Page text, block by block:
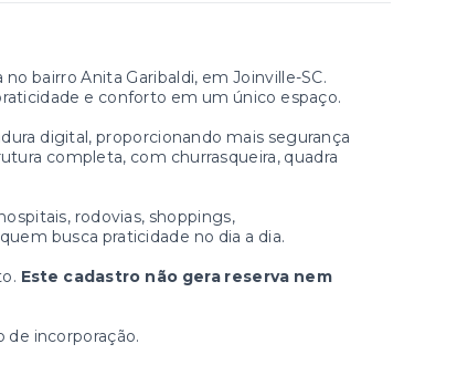
bairro Anita Garibaldi, em Joinville-SC.
e conforto em um único espaço.
digital, proporcionando mais segurança
completa, com churrasqueira, quadra
rodovias, shoppings,
busca praticidade no dia a dia.
Este cadastro não gera reserva nem
incorporação.